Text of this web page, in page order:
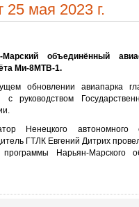
мая 2023 г.
Марский объединённый
Ми-8МТВ-1.
обновлении авиапарка
с руководством
Ненецкого
ГТЛК Евгений Дитрих
Нарьян-Марского